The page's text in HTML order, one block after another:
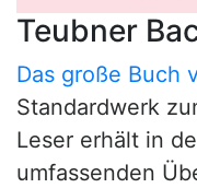
Teubner
Das große Buch
Standardwerk
Leser erhält in
umfassenden